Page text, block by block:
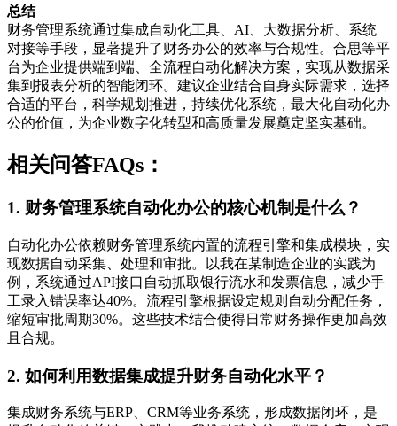
总结
财务管理系统通过集成自动化工具、AI、大数据分析、系统
对接等手段，显著提升了财务办公的效率与合规性。合思等平
台为企业提供端到端、全流程自动化解决方案，实现从数据采
集到报表分析的智能闭环。建议企业结合自身实际需求，选择
合适的平台，科学规划推进，持续优化系统，最大化自动化办
公的价值，为企业数字化转型和高质量发展奠定坚实基础。
相关问答FAQs：
1. 财务管理系统自动化办公的核心机制是什么？
自动化办公依赖财务管理系统内置的流程引擎和集成模块，实
现数据自动采集、处理和审批。以我在某制造企业的实践为
例，系统通过API接口自动抓取银行流水和发票信息，减少手
工录入错误率达40%。流程引擎根据设定规则自动分配任务，
缩短审批周期30%。这些技术结合使得日常财务操作更加高效
且合规。
2. 如何利用数据集成提升财务自动化水平？
集成财务系统与ERP、CRM等业务系统，形成数据闭环，是